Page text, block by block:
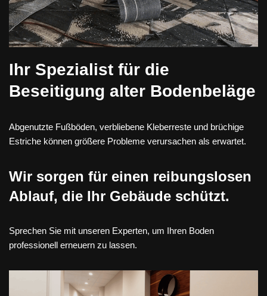
Ihr Spezialist für die
Beseitigung alter Bodenbeläge
Abgenutzte Fußböden, verbliebene Kleberreste und brüchige
Estriche können größere Probleme verursachen als erwartet.
Wir sorgen für einen reibungslosen
Ablauf, die Ihr Gebäude schützt.
Sprechen Sie mit unseren Experten, um Ihren Boden
professionell erneuern zu lassen.